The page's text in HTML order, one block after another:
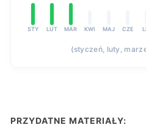
STY LUT MAR KWI MAJ CZE
(styczeń, luty,
PRZYDATNE MATERIAŁY: